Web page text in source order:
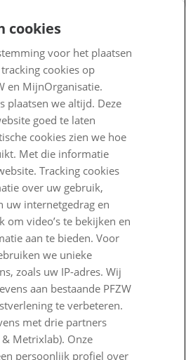
pensioen
cookies
voor het plaatsen
cookies op
en MijnOrganisatie.
plaatsen we altijd. Deze
goed te laten
cookies zien we hoe
Met die informatie
Tracking cookies
over uw gebruik,
uw internetgedrag en
om video’s te bekijken en
aan te bieden. Voor
we unieke
zoals uw IP-adres. Wij
aan bestaande PFZW
te verbeteren.
met drie partners
Metrixlab). Onze
persoonlijk profiel over